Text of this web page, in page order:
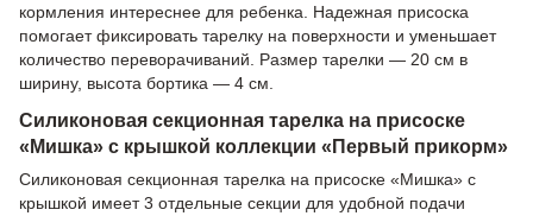
кормления интереснее для ребенка. Надежная присоска
помогает фиксировать тарелку на поверхности и уменьшает
количество переворачиваний. Размер тарелки — 20 см в
ширину, высота бортика — 4 см.
Силиконовая секционная тарелка на присоске
«Мишка» с крышкой коллекции «Первый прикорм»
Силиконовая секционная тарелка на присоске «Мишка» с
крышкой имеет 3 отдельные секции для удобной подачи